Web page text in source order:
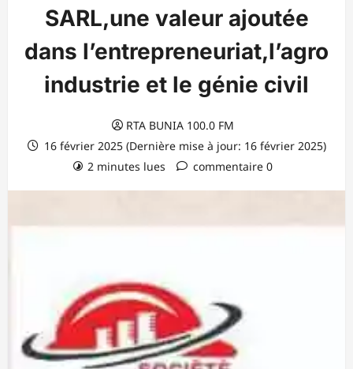
SARL,une valeur ajoutée
dans l’entrepreneuriat,l’agro
industrie et le génie civil
RTA BUNIA 100.0 FM
16 février 2025 (Dernière mise à jour: 16 février 2025)
2 minutes lues
commentaire 0